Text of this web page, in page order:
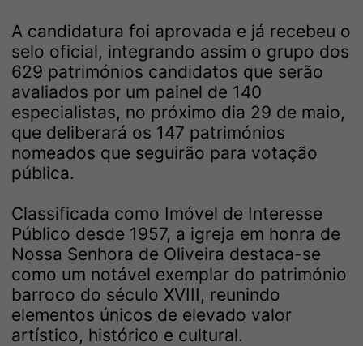
A candidatura foi aprovada e já recebeu o
selo oficial, integrando assim o grupo dos
629 patrimónios candidatos que serão
avaliados por um painel de 140
especialistas, no próximo dia 29 de maio,
que deliberará os 147 patrimónios
nomeados que seguirão para votação
pública.
Classificada como Imóvel de Interesse
Público desde 1957, a igreja em honra de
Nossa Senhora de Oliveira destaca-se
como um notável exemplar do património
barroco do século XVIII, reunindo
elementos únicos de elevado valor
artístico, histórico e cultural.